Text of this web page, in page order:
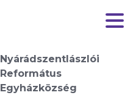
Nyárádszentlászlói
Református
Egyházközség